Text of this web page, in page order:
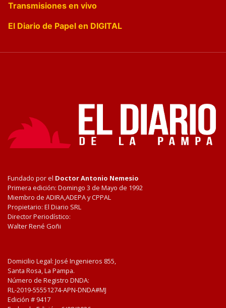
Transmisiones en vivo
El Diario de Papel en DIGITAL
Fundado por el Doctor Antonio Nemesio
Primera edición: Domingo 3 de Mayo de 1992
Miembro de ADIRA,ADEPA y CPPAL
Propietario: El Diario SRL
Director Periodístico:
Walter René Goñi
Domicilio Legal: José Ingenieros 855,
Santa Rosa, La Pampa.
Número de Registro DNDA:
RL-2019-55551274-APN-DNDA#MJ
Edición # 9417